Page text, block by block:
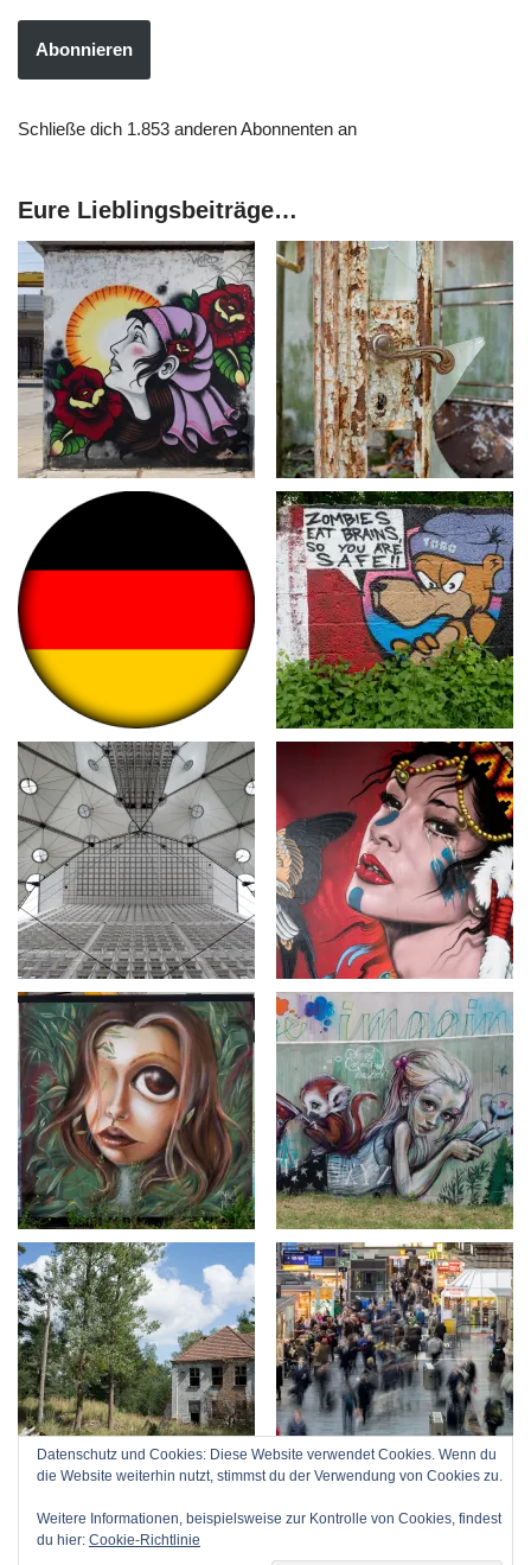
Abonnieren
Schließe dich 1.853 anderen Abonnenten an
Eure Lieblingsbeiträge…
Datenschutz und Cookies: Diese Website verwendet Cookies. Wenn du
die Website weiterhin nutzt, stimmst du der Verwendung von Cookies zu.
Weitere Informationen, beispielsweise zur Kontrolle von Cookies, findest
du hier: Cookie-Richtlinie